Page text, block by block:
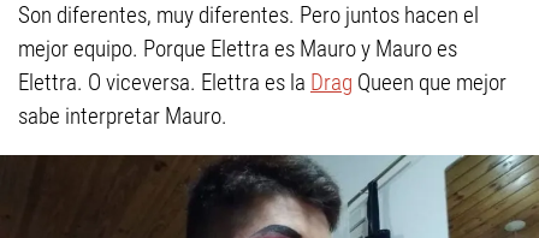
Son diferentes, muy diferentes. Pero juntos hacen el
mejor equipo. Porque Elettra es Mauro y Mauro es
Elettra. O viceversa. Elettra es la Drag Queen que mejor
sabe interpretar Mauro.